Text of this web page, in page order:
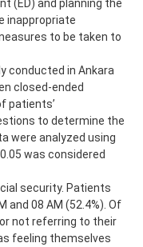
(ED) and planning the
inappropriate
to be taken to
conducted in Ankara
closed-ended
patients’
to determine the
were analyzed using
was considered
security. Patients
and 08 AM (52.4%). Of
not referring to their
feeling themselves